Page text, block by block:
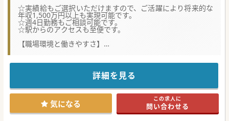
※週5日1,800万円～2,600万円
☆実績給もご選択いただけますので、ご活躍により将来的な
年収1,500万円以上も実現可能です。
☆週4日勤務もご相談可能です。
☆駅からのアクセスも至便です。
【職場環境と働きやすさ】
■人気の京王線・小田急線沿線の最寄り駅で駅からも徒歩5
■当法人は、ワンストップで地域包括的医療のサービスを提
供することを目指しています。一緒に地域の方々へ医療の提
供を行っていただける先生を歓迎しております。
■法人内には、高額の給与を稼ぎたい医師や子育て中ドクタ
ーでワークライフバランス重視の医師など多様な働き方のご
相談が可能です。
【医療機関情報】
詳細を見る
気になる この求人に
問い合わせる